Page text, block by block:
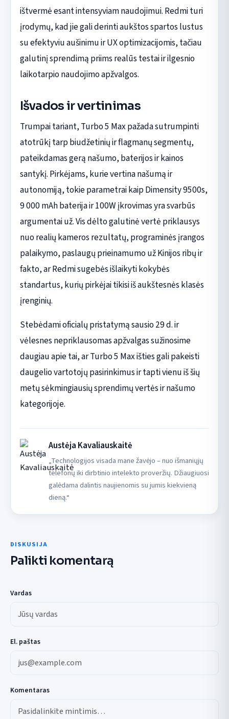
ištvermė esant intensyviam naudojimui. Redmi turi
įrodymų, kad jie gali derinti aukštos spartos lustus
su efektyviu aušinimu ir UX optimizacijomis, tačiau
galutinį sprendimą priims realūs testai ir ilgesnio
laikotarpio naudojimo apžvalgos.
Išvados ir vertinimas
Trumpai tariant, Turbo 5 Max pažada sutrumpinti
atotrūkį tarp biudžetinių ir flagmanų segmentų,
pateikdamas gerą našumo, baterijos ir kainos
santykį. Pirkėjams, kurie vertina našumą ir
autonomiją, tokie parametrai kaip Dimensity 9500s,
9 000 mAh baterija ir 100W įkrovimas yra svarbūs
argumentai už. Vis dėlto galutinė vertė priklausys
nuo realių kameros rezultatų, programinės įrangos
palaikymo, paslaugų prieinamumo už Kinijos ribų ir
fakto, ar Redmi sugebės išlaikyti kokybės
standartus, kurių pirkėjai tikisi iš aukštesnės klasės
įrenginių.
Stebėdami oficialų pristatymą sausio 29 d. ir
vėlesnes nepriklausomas apžvalgas sužinosime
daugiau apie tai, ar Turbo 5 Max išties gali pakeisti
daugelio vartotojų pasirinkimus ir tapti vienu iš šių
metų sėkmingiausių sprendimų vertės ir našumo
kategorijoje.
Austėja Kavaliauskaitė
„Technologijos visada mane žavėjo – nuo išmaniųjų
telefonų iki dirbtinio intelekto proveržių. Džiaugiuosi
galėdama dalintis naujienomis su jumis kiekvieną
dieną.“
DISKUSIJA
Palikti komentarą
Vardas
El. paštas
Komentaras